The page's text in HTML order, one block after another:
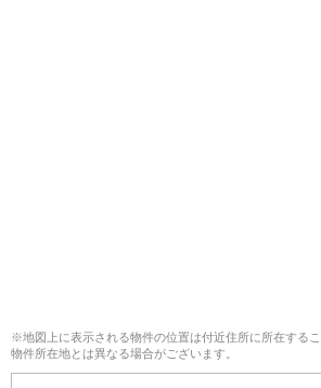
※地図上に表示される物件の位置は付近住所に所在する
物件所在地とは異なる場合がございます。